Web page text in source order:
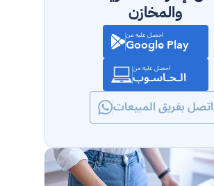
والمخازن
اتصل بفريق المبيعات
احصل عليه من
الـحـاسـوب
احصل عليه من
Google Play